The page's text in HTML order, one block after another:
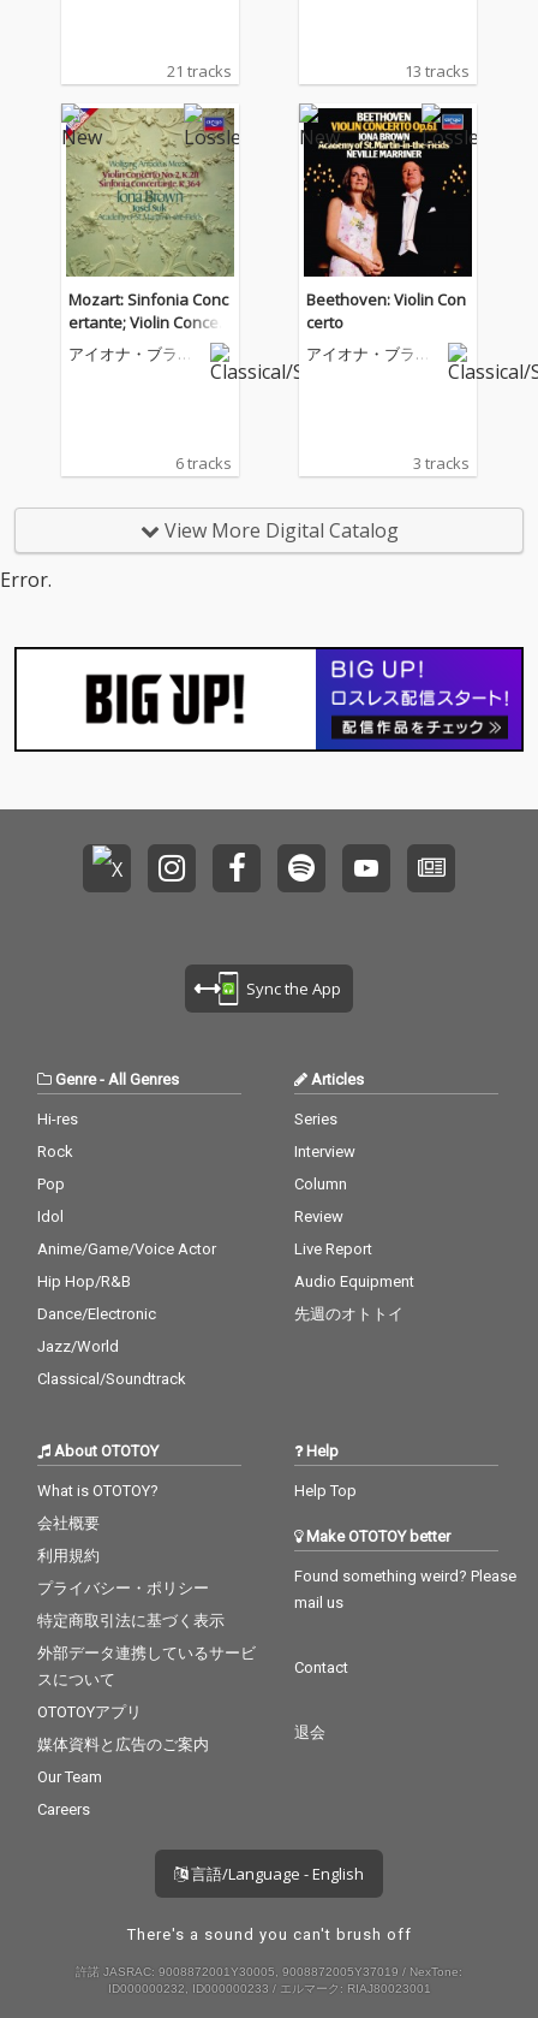
21 tracks 13 tracks
Mozart: Sinfonia Conc
ertante; Violin Concert
o No. 2
アイオナ・ブラウ
6 tracks
Beethoven: Violin Con
certo
アイオナ・ブラウ
3 tracks
View More Digital Catalog
Error.
Sync the App
Genre- All Genres
Hi-res
Rock
Pop
Idol
Anime/Game/Voice Actor
Hip Hop/R&B
Dance/Electronic
Jazz/World
Classical/Soundtrack
Articles
Series
Interview
Column
Review
Live Report
Audio Equipment
先週のオトトイ
About OTOTOY
What is OTOTOY?
会社概要
利用規約
プライバシー・ポリシー
特定商取引法に基づく表示
外部データ連携しているサービ
スについて
OTOTOYアプリ
媒体資料と広告のご案内
Our Team
Careers
Help
Help Top
Make OTOTOY better
Found something weird? Please
mail us
Contact
退会
言語/Language - English
There's a sound you can't brush off
許諾 JASRAC: 9008872001Y30005, 9008872005Y37019 / NexTone:
ID000000232, ID000000233 / エルマーク: RIAJ80023001